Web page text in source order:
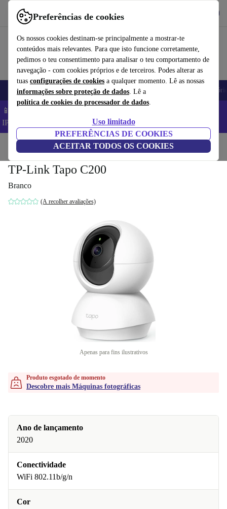
Preferências de cookies
Os nossos cookies destinam-se principalmente a mostrar-te
conteúdos mais relevantes. Para que isto funcione corretamente,
pedimos o teu consentimento para analisar o teu comportamento de
navegação - com cookies próprios e de terceiros. Podes alterar as
tuas configurações de cookies a qualquer momento. Lê as nossas
informações sobre proteção de dados. Lê a
política de cookies do processador de dados.
Uso limitado
PREFERÊNCIAS DE COOKIES
ACEITAR TODOS OS COOKIES
Use o refurbed de forma rápida e fácil
Telemóveis Computadores Portáteis Tablets
📱 Poupa 5% EXTRA em todos os iPhones – Código:
IPHONEDEAL –
Início Máquinas fotográficas
TP-Link Tapo C200
Branco
(A recolher avaliações)
Apenas para fins ilustrativos
Produto esgotado de momento
Descobre mais Máquinas fotográficas
Ano de lançamento
2020
Conectividade
WiFi 802.11b/g/n
Cor